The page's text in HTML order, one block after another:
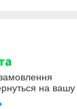
на вашу